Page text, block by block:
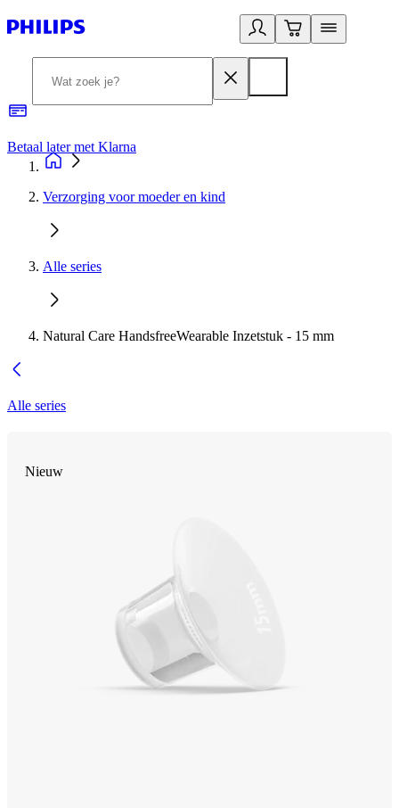
Betaal later met Klarna
Verzorging voor moeder en kind
Alle series
Natural Care HandsfreeWearable Inzetstuk - 15 mm
Alle series
Nieuw